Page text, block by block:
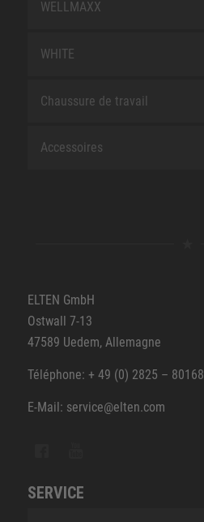
WELLMAXX
WHITE
Chaussure de travail
Accessoires
ELTEN GmbH
Ostwall 7-13
47589 Uedem, Allemagne
Téléphone: + 49 (0) 2825 – 80168
E-Mail: service@elten.com
SERVICE